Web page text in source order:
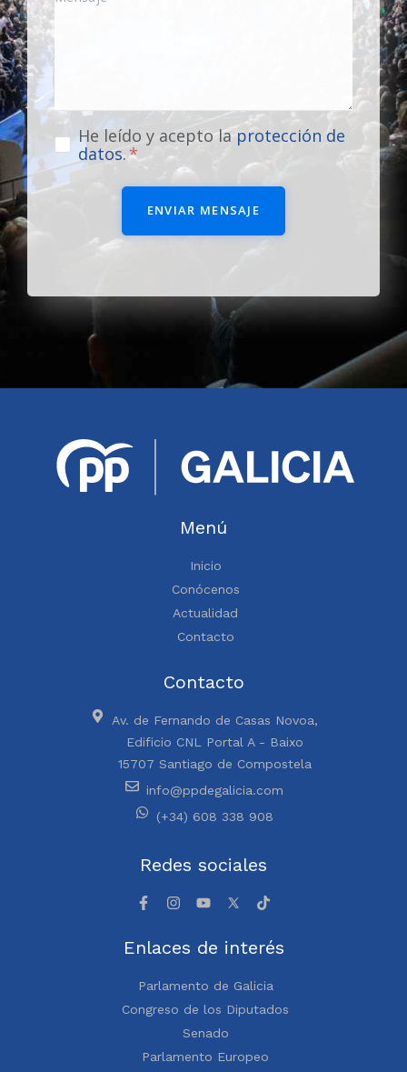
He leído y acepto laprotección de
datos.
ENVIAR MENSAJE
Menú
Inicio
Conócenos
Actualidad
Contacto
Contacto
Av. de Fernando de Casas Novoa,
Edificio CNL Portal A - Baixo
15707 Santiago de Compostela
info@ppdegalicia.com
(+34) 608 338 908
Redes sociales
Enlaces de interés
Parlamento de Galicia
Congreso de los Diputados
Senado
Parlamento Europeo